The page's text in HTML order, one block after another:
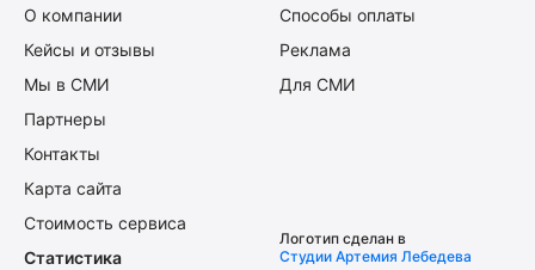
О компании
Кейсы и отзывы
Мы в СМИ
Партнеры
Контакты
Карта сайта
Стоимость сервиса
Способы оплаты
Реклама
Для СМИ
Статистика
Логотип сделан в
Студии Артемия Лебедева